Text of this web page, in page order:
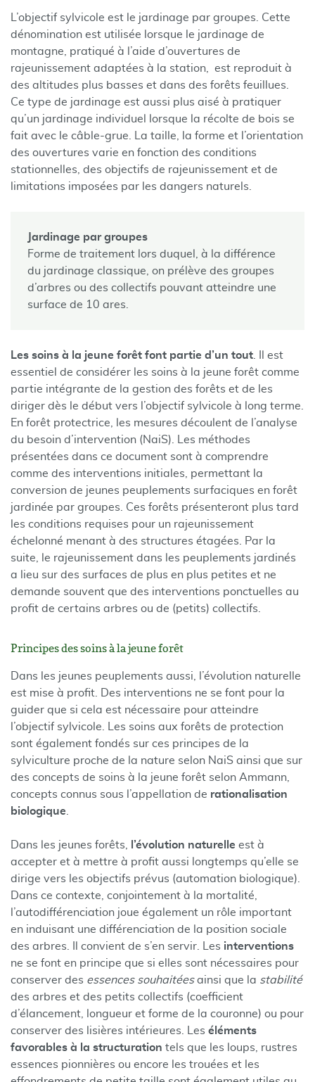
L’objectif sylvicole est le jardinage par groupes. Cette
dénomination est utilisée lorsque le jardinage de
montagne, pratiqué à l’aide d’ouvertures de
rajeunissement adaptées à la station, est reproduit à
des altitudes plus basses et dans des forêts feuillues.
Ce type de jardinage est aussi plus aisé à pratiquer
qu’un jardinage individuel lorsque la récolte de bois se
fait avec le câble-grue. La taille, la forme et l’orientation
des ouvertures varie en fonction des conditions
stationnelles, des objectifs de rajeunissement et de
limitations imposées par les dangers naturels.
Jardinage par groupes
Forme de traitement lors duquel, à la différence
du jardinage classique, on prélève des groupes
d’arbres ou des collectifs pouvant atteindre une
surface de 10 ares.
Les soins à la jeune forêt font partie d’un tout . Il est
essentiel de considérer les soins à la jeune forêt comme
partie intégrante de la gestion des forêts et de les
diriger dès le début vers l’objectif sylvicole à long terme.
En forêt protectrice, les mesures découlent de l’analyse
du besoin d’intervention (NaiS). Les méthodes
présentées dans ce document sont à comprendre
comme des interventions initiales, permettant la
conversion de jeunes peuplements surfaciques en forêt
jardinée par groupes. Ces forêts présenteront plus tard
les conditions requises pour un rajeunissement
échelonné menant à des structures étagées. Par la
suite, le rajeunissement dans les peuplements jardinés
a lieu sur des surfaces de plus en plus petites et ne
demande souvent que des interventions ponctuelles au
profit de certains arbres ou de (petits) collectifs.
Principes des soins à la jeune forêt
Dans les jeunes peuplements aussi, l’évolution naturelle
est mise à profit. Des interventions ne se font pour la
guider que si cela est nécessaire pour atteindre
l’objectif sylvicole. Les soins aux forêts de protection
sont également fondés sur ces principes de la
sylviculture proche de la nature selon NaiS ainsi que sur
des concepts de soins à la jeune forêt selon Ammann,
concepts connus sous l’appellation de rationalisation
biologique
Dans les jeunes forêts, l’évolution naturelle est à
accepter et à mettre à profit aussi longtemps qu’elle se
dirige vers les objectifs prévus (automation biologique).
Dans ce contexte, conjointement à la mortalité,
l’autodifférenciation joue également un rôle important
en induisant une différenciation de la position sociale
des arbres. Il convient de s’en servir. Les interventions
ne se font en principe que si elles sont nécessaires pour
conserver des essences souhaitéesainsi que la stabilité
des arbres et des petits collectifs (coefficient
d’élancement, longueur et forme de la couronne) ou pour
conserver des lisières intérieures. Les éléments
favorables à la structuration tels que les loups, rustres
essences pionnières ou encore les trouées et les